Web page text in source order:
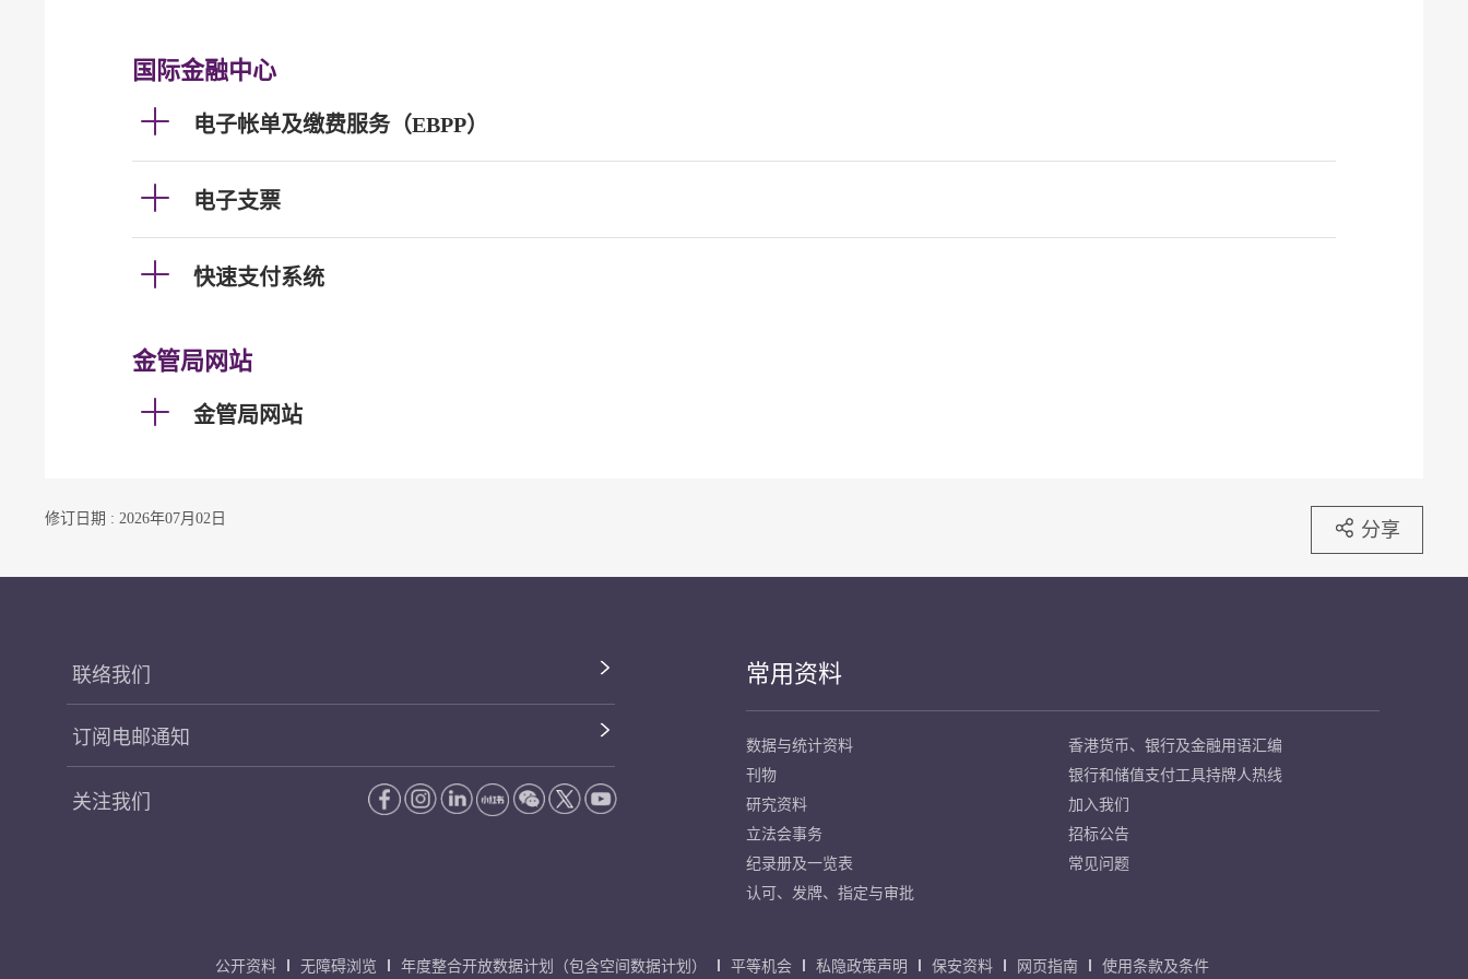
国际金融中心
电子帐单及缴费服务（EBPP）
电子支票
快速支付系统
金管局网站
金管局网站
修订日期 : 2026年07月02日 分享
联络我们
订阅电邮通知
关注我们
常用资料
数据与统计资料
刊物
研究资料
立法会事务
纪录册及一览表
认可、发牌、指定与审批
香港货币、银行及金融用语汇编
银行和储值支付工具持牌人热线
加入我们
招标公告
常见问题
公开资料 无障碍浏览 年度整合开放数据计划（包含空间数据计划） 平等机会 私隐政策声明 保安资料 网页指南 使用条款及条件